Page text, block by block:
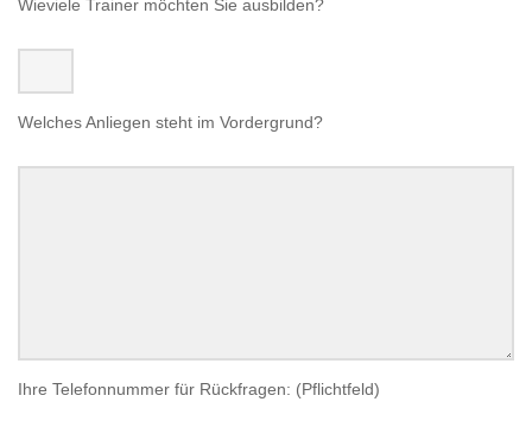
Wieviele Trainer möchten Sie ausbilden?
Welches Anliegen steht im Vordergrund?
Ihre Telefonnummer für Rückfragen: (Pflichtfeld)